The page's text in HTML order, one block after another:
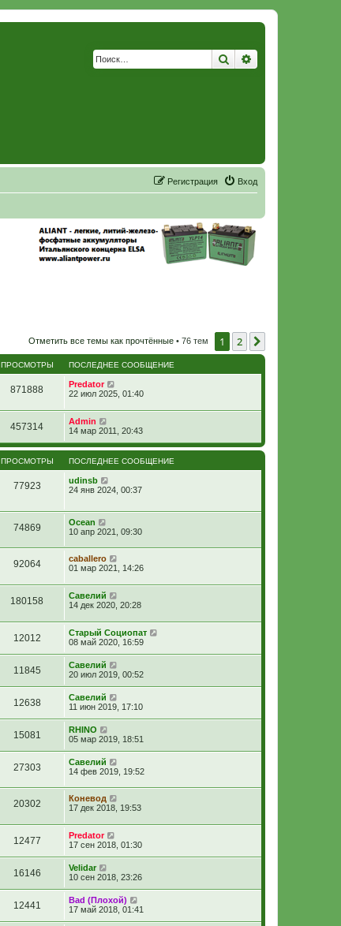
Поиск
Вход
Регистрация
Отметить все темы как прочтённые • 76 тем 1 2
ПРОСМОТРЫ ПОСЛЕДНЕЕ СООБЩЕНИЕ
871888
Predator
22 июл 2025, 01:40
457314
Admin
14 мар 2011, 20:43
ПРОСМОТРЫ ПОСЛЕДНЕЕ СООБЩЕНИЕ
77923
udinsb
24 янв 2024, 00:37
74869
Ocean
10 апр 2021, 09:30
92064
caballero
01 мар 2021, 14:26
180158
Савелий
14 дек 2020, 20:28
12012
Старый Социопат
08 май 2020, 16:59
11845
Савелий
20 июл 2019, 00:52
12638
Савелий
11 июн 2019, 17:10
15081
RHINO
05 мар 2019, 18:51
27303
Савелий
14 фев 2019, 19:52
20302
Коневод
17 дек 2018, 19:53
12477
Predator
17 сен 2018, 01:30
16146
Velidar
10 сен 2018, 23:26
12441
Bad (Плохой)
17 май 2018, 01:41